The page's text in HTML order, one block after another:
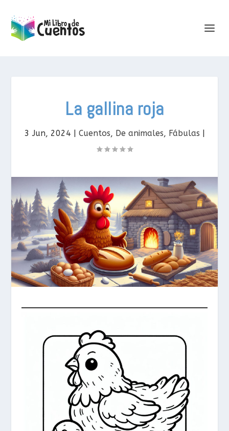
La gallina roja
3 Jun, 2024 | Cuentos, De animales, Fábulas |